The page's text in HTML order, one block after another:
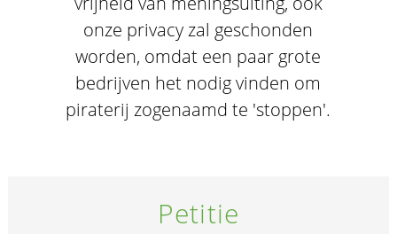
onze privacy zal geschonden
worden, omdat een paar grote
bedrijven het nodig vinden om
piraterij zogenaamd te 'stoppen'.
Petitie